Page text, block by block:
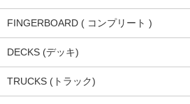
FINGERBOARD ( コンプリート )
DECKS (デッキ)
TRUCKS (トラック)